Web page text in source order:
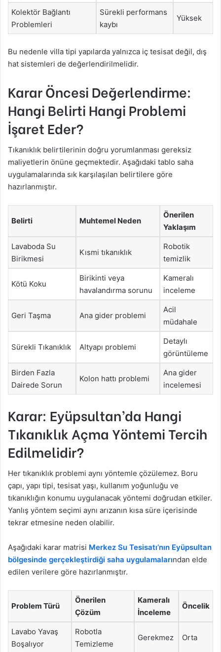
Kolektör Bağlantı
Problemleri
Sürekli performans
kaybı
Yüksek
Bu nedenle villa tipi yapılarda yalnızca iç tesisat değil, dış
hat sistemleri de değerlendirilmelidir.
Karar Öncesi Değerlendirme:
Hangi Belirti Hangi Problemi
İşaret Eder?
Tıkanıklık belirtilerinin doğru yorumlanması gereksiz
maliyetlerin önüne geçmektedir. Aşağıdaki tablo saha
uygulamalarında sık karşılaşılan belirtilere göre
hazırlanmıştır.
Belirti Muhtemel Neden
Önerilen
Yaklaşım
Lavaboda Su
Birikmesi
Kısmi tıkanıklık
Robotik
temizlik
Kötü Koku
Birikinti veya
havalandırma sorunu
Kameralı
inceleme
Geri Taşma Ana gider problemi
Acil
müdahale
Sürekli Tıkanıklık Altyapı problemi
Detaylı
görüntüleme
Birden Fazla
Dairede Sorun
Kolon hattı problemi
Ana gider
incelemesi
Karar: Eyüpsultan’da Hangi
Tıkanıklık Açma Yöntemi Tercih
Edilmelidir?
Her tıkanıklık problemi aynı yöntemle çözülemez. Boru
çapı, yapı tipi, tesisat yaşı, kullanım yoğunluğu ve
tıkanıklığın konumu uygulanacak yöntemi doğrudan etkiler.
Yanlış yöntem seçimi aynı arızanın kısa süre içerisinde
tekrar etmesine neden olabilir.
Aşağıdaki karar matrisi Merkez Su Tesisatı’nın Eyüpsultan
bölgesinde gerçekleştirdiği saha uygulamalarından elde
edilen verilere göre hazırlanmıştır.
Problem Türü
Önerilen
Çözüm
Kameralı
İnceleme
Öncelik
Lavabo Yavaş
Boşalıyor
Robotla
Temizleme
Gerekmez Orta